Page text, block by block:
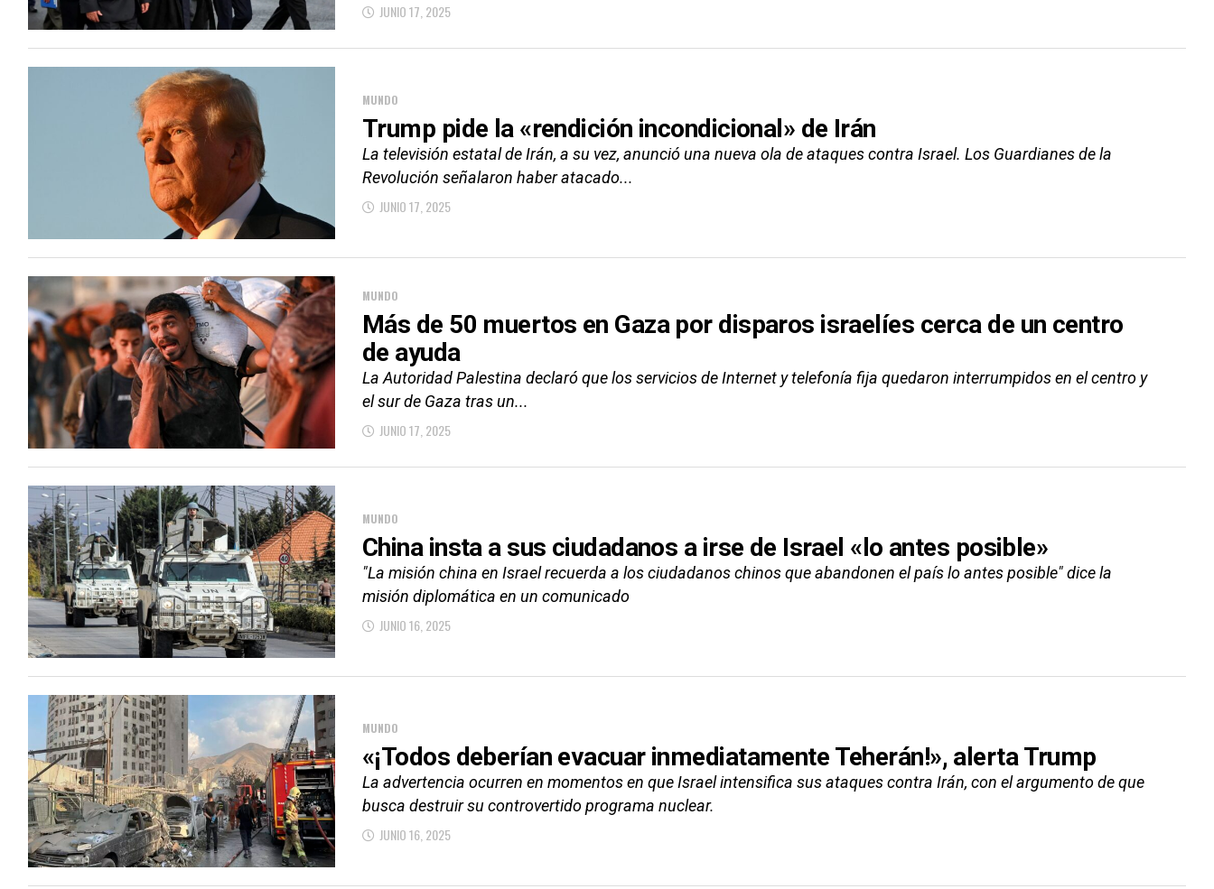
JUNIO 17, 2025
MUNDO
Trump pide la «rendición incondicional» de Irán
La televisión estatal de Irán, a su vez, anunció una nueva ola de ataques contra Israel. Los Guardianes de la
Revolución señalaron haber atacado...
JUNIO 17, 2025
MUNDO
Más de 50 muertos en Gaza por disparos israelíes cerca de un centro
de ayuda
La Autoridad Palestina declaró que los servicios de Internet y telefonía fija quedaron interrumpidos en el centro y
el sur de Gaza tras un...
JUNIO 17, 2025
MUNDO
China insta a sus ciudadanos a irse de Israel «lo antes posible»
"La misión china en Israel recuerda a los ciudadanos chinos que abandonen el país lo antes posible" dice la
misión diplomática en un comunicado
JUNIO 16, 2025
MUNDO
«¡Todos deberían evacuar inmediatamente Teherán!», alerta Trump
La advertencia ocurren en momentos en que Israel intensifica sus ataques contra Irán, con el argumento de que
busca destruir su controvertido programa nuclear.
JUNIO 16, 2025